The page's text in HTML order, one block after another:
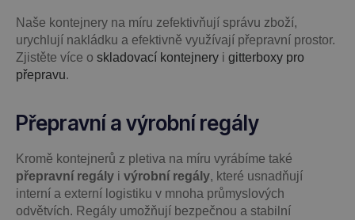
Naše kontejnery na míru zefektivňují správu zboží,
urychlují nakládku a efektivně využívají přepravní prostor.
Zjistěte více o skladovací kontejnery i gitterboxy pro
přepravu.
Přepravní a výrobní regály
Kromě kontejnerů z pletiva na míru vyrábíme také
přepravní regály i výrobní regály, které usnadňují
interní a externí logistiku v mnoha průmyslových
odvětvích. Regály umožňují bezpečnou a stabilní